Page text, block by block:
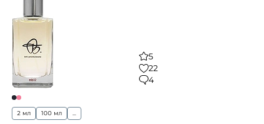
5
22
4
2 мл 100 мл ...